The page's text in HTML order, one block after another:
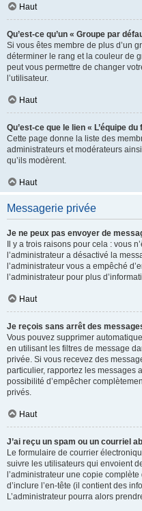
Haut
Qu’est-ce qu’un « Groupe par
Si vous êtes membre de plus d’un
déterminer le rang et la couleur de
peut vous permettre de changer
l’utilisateur.
Haut
Qu’est-ce que le lien « L’équipe du
Cette page donne la liste des
administrateurs et modérateurs
qu’ils modèrent.
Haut
Messagerie privée
Je ne peux pas envoyer de
Il y a trois raisons pour cela : vous
l’administrateur a désactivé la
l’administrateur vous a empêché
l’administrateur pour plus
Haut
Je reçois sans arrêt des
Vous pouvez supprimer
en utilisant les filtres de message
privée. Si vous recevez des
particulier, rapportez les messages
possibilité d’empêcher
privés.
Haut
J’ai reçu un spam ou un courriel
Le formulaire de courrier
suivre les utilisateurs qui envoient
l’administrateur une copie
d’inclure l’en-tête (il contient des
L’administrateur pourra alors